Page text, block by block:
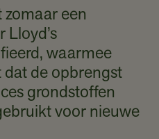
zomaar een
Lloyd’s
waarmee
dat de opbrengst
grondstoffen
voor nieuwe